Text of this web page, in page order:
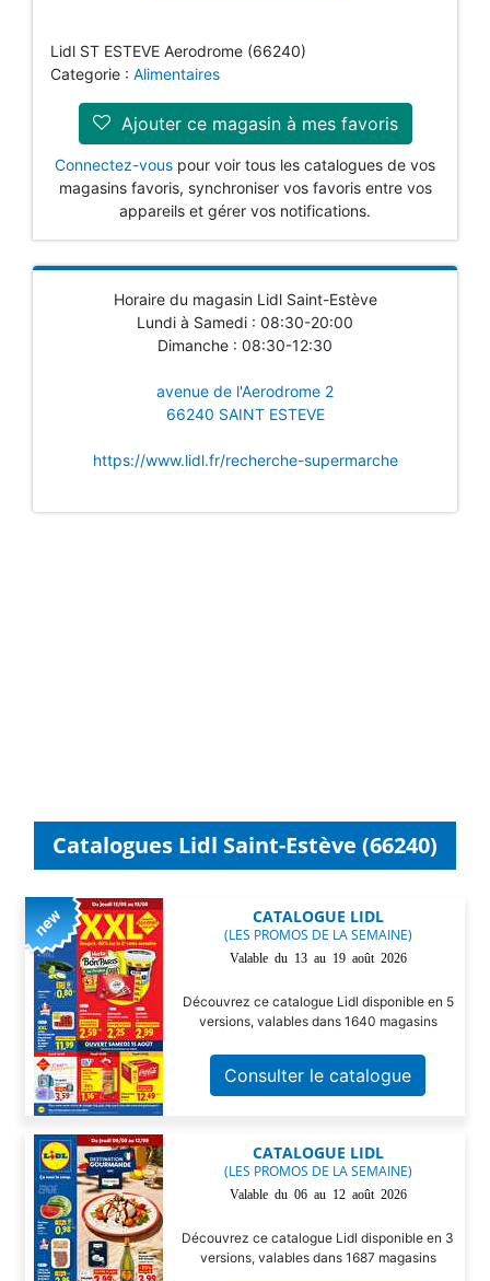
Lidl ST ESTEVE Aerodrome (66240)
Categorie : Alimentaires
Ajouter ce magasin à mes favoris
Connectez-vous pour voir tous les catalogues de vos
magasins favoris, synchroniser vos favoris entre vos
appareils et gérer vos notifications.
Horaire du magasin Lidl Saint-Estève
Lundi à Samedi : 08:30-20:00
Dimanche : 08:30-12:30
avenue de l'Aerodrome 2
66240 SAINT ESTEVE
https://www.lidl.fr/recherche-supermarche
Catalogues Lidl Saint-Estève (66240)
CATALOGUE LIDL
(LES PROMOS DE LA SEMAINE)
Valable du 13 au 19 août 2026
Découvrez ce catalogue Lidl disponible en 5
versions, valables dans 1640 magasins
Consulter le catalogue
CATALOGUE LIDL
(LES PROMOS DE LA SEMAINE)
Valable du 06 au 12 août 2026
Découvrez ce catalogue Lidl disponible en 3
versions, valables dans 1687 magasins